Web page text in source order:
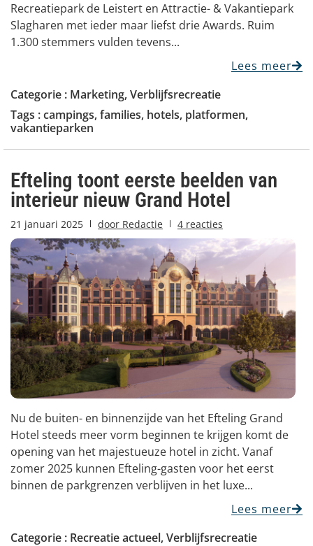
Recreatiepark de Leistert en Attractie- & Vakantiepark
Slagharen met ieder maar liefst drie Awards. Ruim
1.300 stemmers vulden tevens...
Lees meer
Categorie : Marketing,Verblijfsrecreatie
Tags :campings,families, hotels, platformen,
vakantieparken
Efteling toont eerste beelden van
interieur nieuw Grand Hotel
21 januari 2025 door Redactie 4 reacties
Nu de buiten- en binnenzijde van het Efteling Grand
Hotel steeds meer vorm beginnen te krijgen komt de
opening van het majestueuze hotel in zicht. Vanaf
zomer 2025 kunnen Efteling-gasten voor het eerst
binnen de parkgrenzen verblijven in het luxe...
Lees meer
Categorie : Recreatie actueel,Verblijfsrecreatie